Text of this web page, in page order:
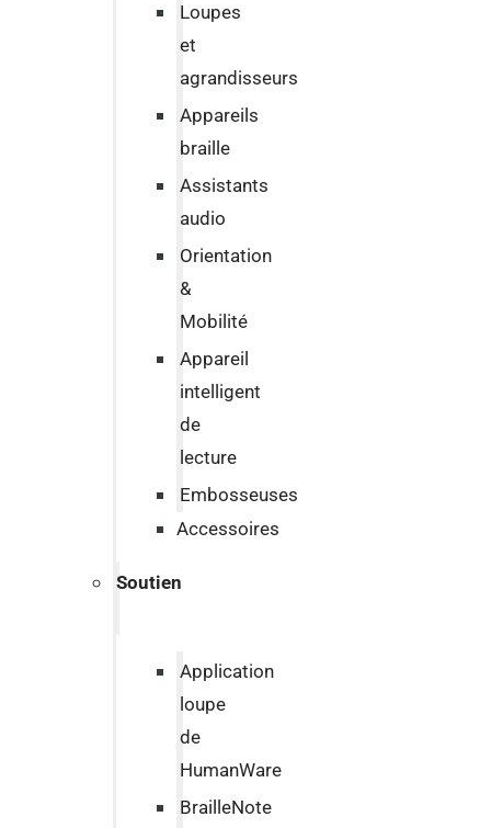
Loupes
et
agrandisseurs
Appareils
braille
Assistants
audio
Orientation
&
Mobilité
Appareil
intelligent
de
lecture
Embosseuses
Accessoires
Soutien
Application
loupe
de
HumanWare
BrailleNote